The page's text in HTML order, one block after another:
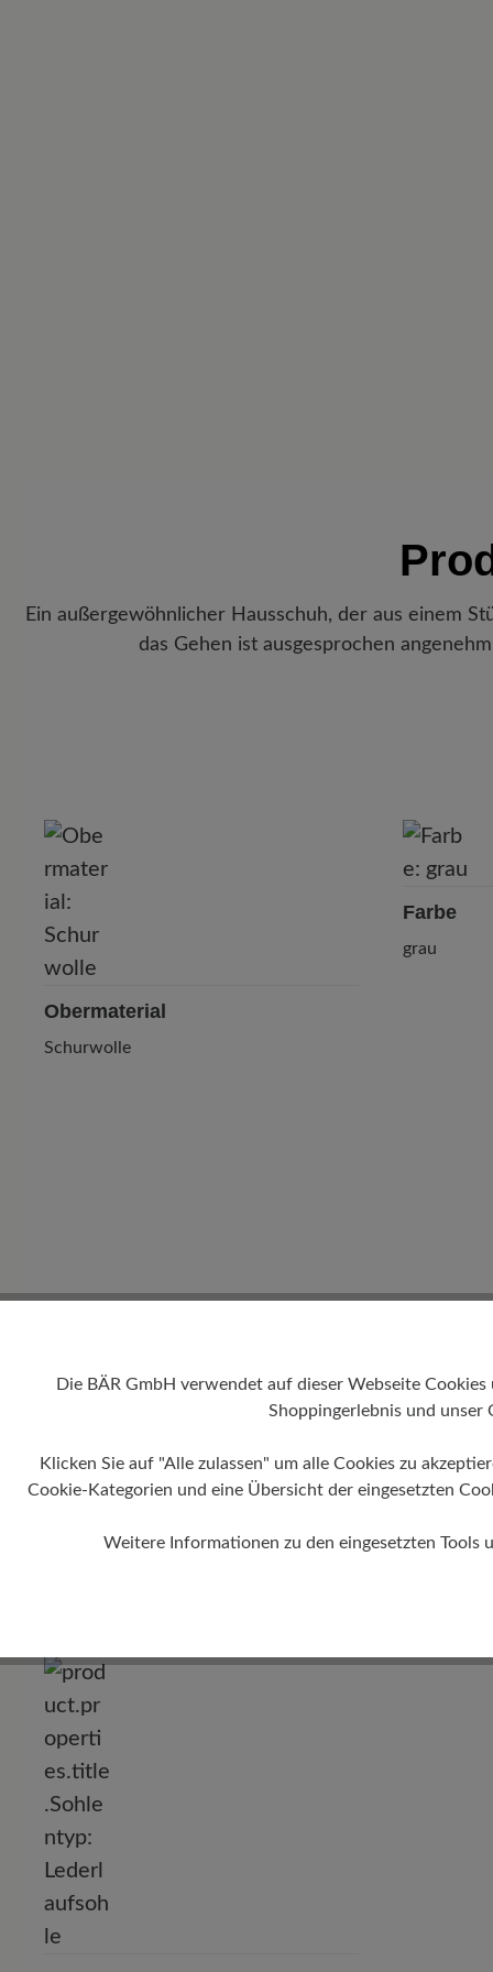
Ein außergewöhnlicher Hausschuh, der aus einem
das Gehen ist ausgesprochen
Obermaterial
Schurwolle
Farbe
grau
Absatz
Die BÄR GmbH verwendet auf dieser Webseite
Shoppingerlebnis und unser
Klicken Sie auf "Alle zulassen" um alle Cookies zu
Cookie-Kategorien und eine Übersicht der eingesetzten
Weitere Informationen zu den eingesetzten Tools